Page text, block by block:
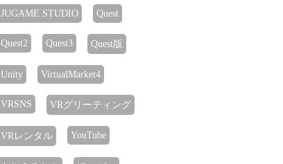
JUGAME STUDIO Quest
Quest2 Quest3 Quest版
Unity VirtualMarket4
VRSNS VRグリーティング
VRレンタル YouTube